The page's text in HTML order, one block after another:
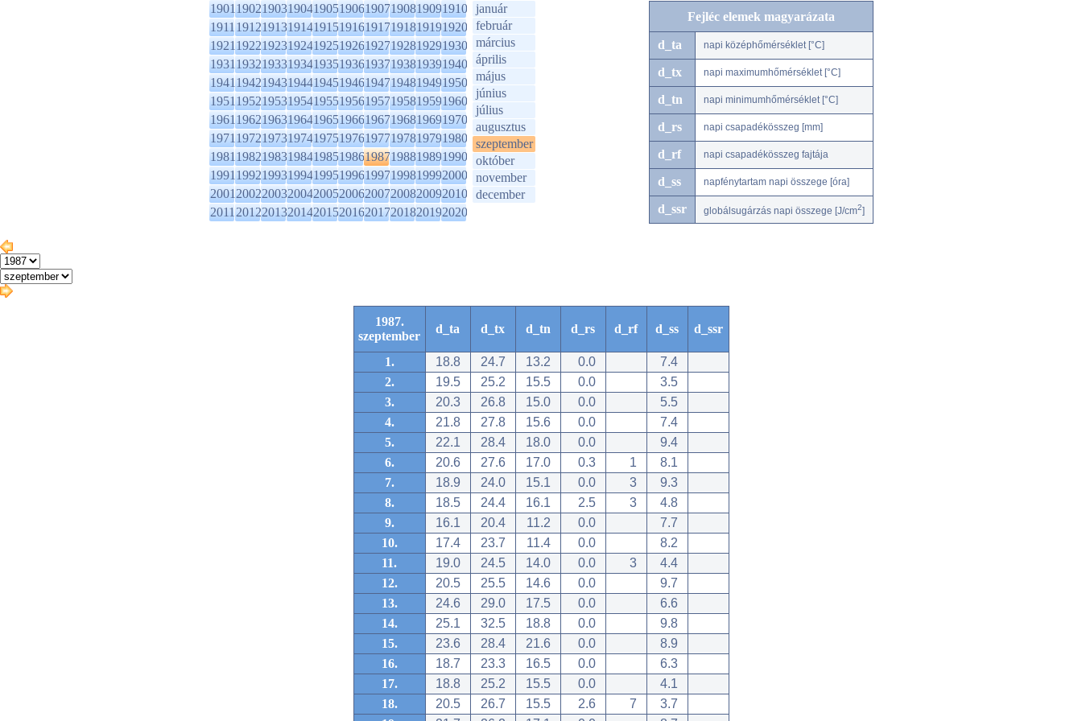
1901190219031904190519061907190819091910
1911191219131914191519161917191819191920
1921192219231924192519261927192819291930
1931193219331934193519361937193819391940
1941194219431944194519461947194819491950
1951195219531954195519561957195819591960
1961196219631964196519661967196819691970
1971197219731974197519761977197819791980
1981198219831984198519861987198819891990
1991199219931994199519961997199819992000
2001200220032004200520062007200820092010
2011201220132014201520162017201820192020
január
február
március
április
május
június
július
augusztus
szeptember
október
november
december
Fejléc elemek magyarázata
d_ta napi középhőmérséklet [°C]
d_tx napi maximumhőmérséklet [°C]
d_tn napi minimumhőmérséklet [°C]
d_rs napi csapadékösszeg [mm]
d_rf napi csapadékösszeg fajtája
d_ss napfénytartam napi összege [óra]
d_ssr globálsugárzás napi összege [J/cm2]
1987.
szeptember
d_ta d_tx d_tn d_rs d_rf d_ss d_ssr
1. 18.8 24.7 13.2 0.0
7.4
2.
19.5 25.2 15.5 0.0
3.5
3.
20.3 26.8 15.0 0.0
5.5
4.
21.8 27.8 15.6 0.0
7.4
5.
22.1 28.4 18.0 0.0
9.4
6.
20.6 27.6 17.0 0.3 1
8.1
7.
18.9 24.0 15.1 0.0 3
9.3
8.
18.5 24.4 16.1 2.5 3
4.8
9.
16.1 20.4 11.2 0.0
7.7
10.
17.4 23.7 11.4 0.0
8.2
11.
19.0 24.5 14.0 0.0 3
4.4
12.
20.5 25.5 14.6 0.0
9.7
13.
24.6 29.0 17.5 0.0
6.6
14.
25.1 32.5 18.8 0.0
9.8
15.
23.6 28.4 21.6 0.0
8.9
16.
18.7 23.3 16.5 0.0
6.3
17.
18.8 25.2 15.5 0.0
4.1
18.
20.5 26.7 15.5 2.6 7
3.7